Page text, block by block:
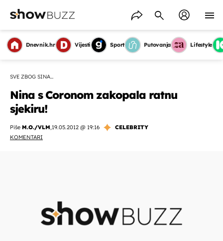
Dnevnik.hr Vijesti Sport Putovanja Lifestyle
SVE ZBOG SINA...
Nina s Coronom zakopala ratnu
sjekiru!
Piše M.O./VLM,19.05.2012 @ 19:16
CELEBRITY
KOMENTARI